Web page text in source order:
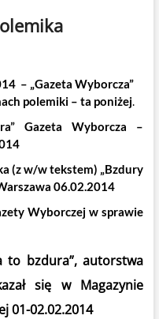
– „Gazeta Wyborcza”
polemiki – ta poniżej.
Gazeta Wyborcza –
(z w/w tekstem) „Bzdury
06.02.2014
Wyborczej w sprawie
bzdura”, autorstwa
się w Magazynie
01-02.02.2014